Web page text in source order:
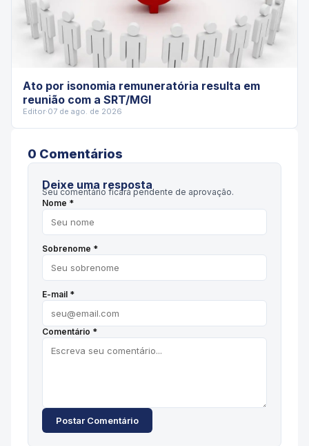
Ato por isonomia remuneratória resulta em
reunião com a SRT/MGI
Editor·07 de ago. de 2026
0 Comentários
Deixe uma resposta
Seu comentário ficará pendente de aprovação.
Nome *
Sobrenome *
E-mail *
Comentário *
Postar Comentário